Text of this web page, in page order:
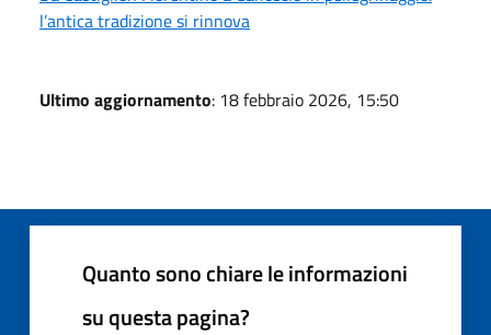
l’antica tradizione si rinnova
Ultimo aggiornamento: 18 febbraio 2026, 15:50
Quanto sono chiare le informazioni
su questa pagina?